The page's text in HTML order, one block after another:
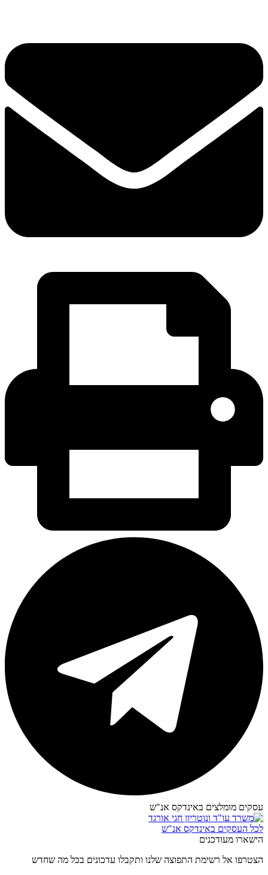
עסקים מומלצים באינדקס אנ"ש​
לכל העסקים באינדקס אנ"ש
הישארו מעודכנים
הצטרפו אל רשימת התפוצה שלנו ותקבלו עדכונים בכל מה שחדש